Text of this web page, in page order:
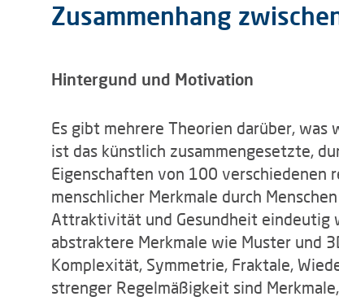
Zusammenhang
Hintergund und Motivation
Es gibt mehrere Theorien darüber,
ist das künstlich zusammengesetzte,
Eigenschaften von 100 verschiedenen
menschlicher Merkmale durch
Attraktivität und Gesundheit eindeutig
abstraktere Merkmale wie Muster und
Komplexität, Symmetrie, Fraktale,
strenger Regelmäßigkeit sind